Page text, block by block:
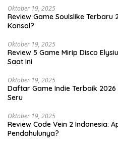
Oktober 19, 2025
Review Game Soulslike
Konsol?
Oktober 19, 2025
Review 5 Game Mirip Disco
Saat Ini
Oktober 19, 2025
Daftar Game Indie Terbaik
Seru
Oktober 19, 2025
Review Code Vein 2 Indonesia:
Pendahulunya?